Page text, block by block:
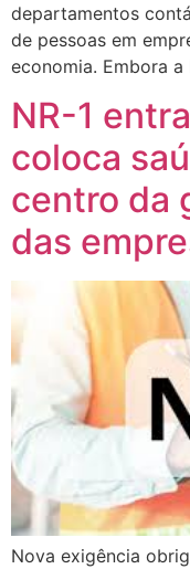
departamentos
de pessoas em
economia. Embora
NR-1
coloca
centro da
das
Nova exigência